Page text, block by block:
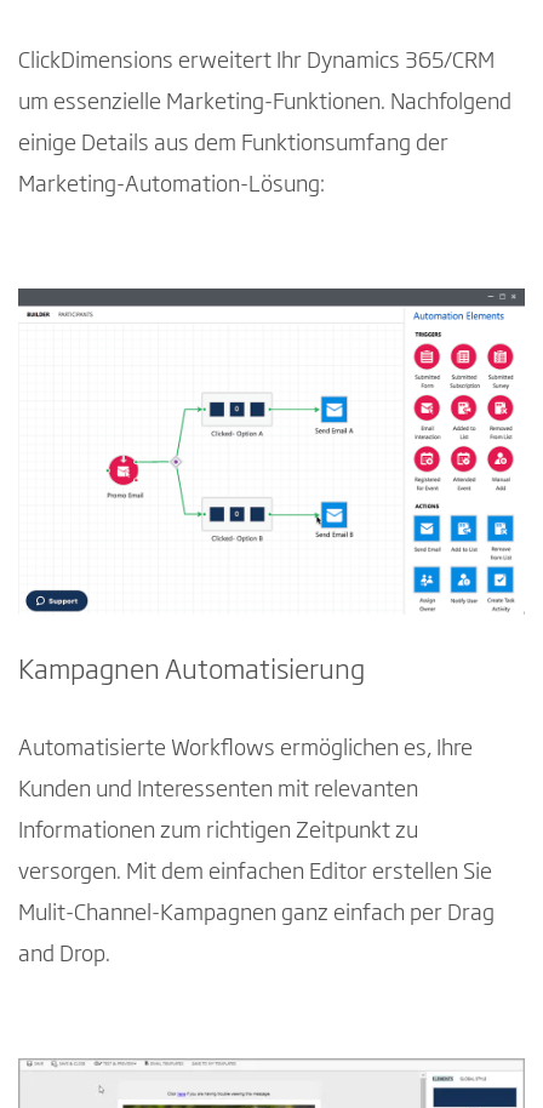
ClickDimensions erweitert Ihr Dynamics 365/CRM
um essenzielle Marketing-Funktionen. Nachfolgend
einige Details aus dem Funktionsumfang der
Marketing-Automation-Lösung:
Kampagnen Automatisierung
Automatisierte Workflows ermöglichen es, Ihre
Kunden und Interessenten mit relevanten
Informationen zum richtigen Zeitpunkt zu
versorgen. Mit dem einfachen Editor erstellen Sie
Mulit-Channel-Kampagnen ganz einfach per Drag
and Drop.